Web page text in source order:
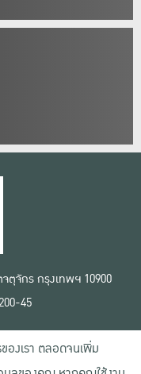
ตุจักร กรุงเทพฯ 10900
45
องเรา ตลอดจนเพิ่ม